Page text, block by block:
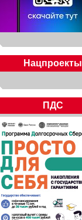
Нацпроекты
ПДС